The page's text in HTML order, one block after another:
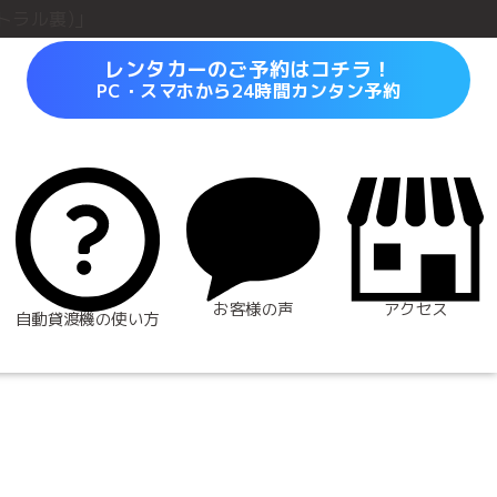
レンタカーのご予約はコチラ！
PC・スマホから24時間カンタン予約
自動貸渡機の使い方 お客様の声 アクセス